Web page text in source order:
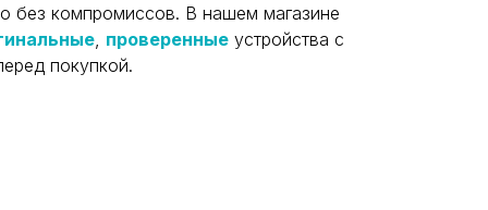
без компромиссов. В нашем магазине
, проверенные устройства с
покупкой.